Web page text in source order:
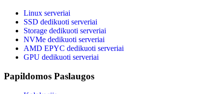
Linux serveriai
SSD dedikuoti serveriai
Storage dedikuoti serveriai
NVMe dedikuoti serveriai
AMD EPYC dedikuoti serveriai
GPU dedikuoti serveriai
Papildomos Paslaugos